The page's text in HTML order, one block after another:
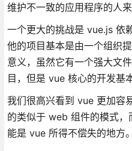
维护不一致的应用程序的人
一个更大的挑战是 vue.js 依
他的项目基本是由一个组织
意义，虽然它有一个强大文
目，但是 vue 核心的开发基
我们很高兴看到 vue 更加容
的类似于 web 组件的模式
能是 vue 所得不偿失的地方。